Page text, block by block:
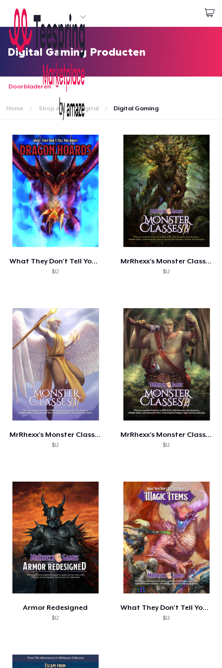
Begin met ontwerpen
Aanmelden
Aanmelden
Jouw bestelling volgen
Creëren & Verkopen
Hoe het werkt
Verkoop overal
Digital Gaming Producten
Doorbladeren
Home Shop All Digital Digital Gaming
What They Don't Tell You: Dragon Hoards
$12
MrRhexx's Monster Classes 3
$12
MrRhexx's Monster Classes I
$12
MrRhexx's Monster Classes 2
$12
Armor Redesigned
$12
What They Don't Tell You: Magic Items
$12